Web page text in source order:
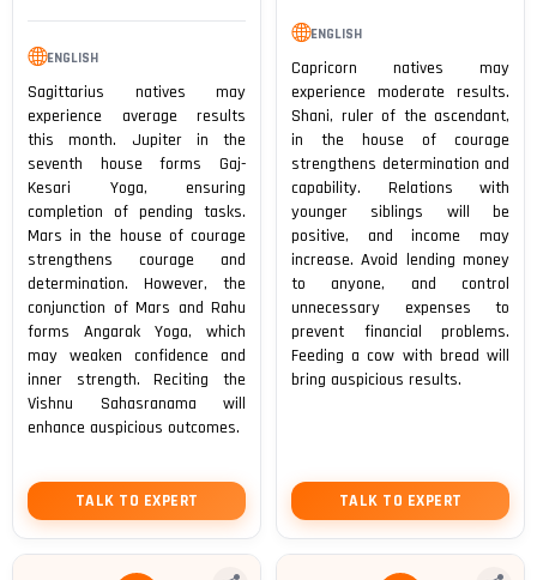
ENGLISH
Sagittarius natives may
experience average results
this month. Jupiter in the
seventh house forms Gaj-
Kesari Yoga, ensuring
completion of pending tasks.
Mars in the house of courage
strengthens courage and
determination. However, the
conjunction of Mars and Rahu
forms Angarak Yoga, which
may weaken confidence and
inner strength. Reciting the
Vishnu Sahasranama will
enhance auspicious outcomes.
TALK TO EXPERT
ENGLISH
Capricorn natives may
experience moderate results.
Shani, ruler of the ascendant,
in the house of courage
strengthens determination and
capability. Relations with
younger siblings will be
positive, and income may
increase. Avoid lending money
to anyone, and control
unnecessary expenses to
prevent financial problems.
Feeding a cow with bread will
bring auspicious results.
TALK TO EXPERT